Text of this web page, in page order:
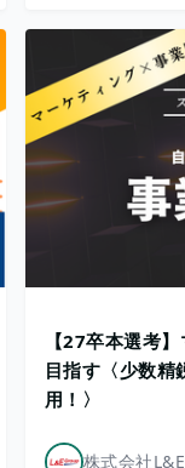
【27卒本選考
目指す〈少数精
用！〉
株式会社